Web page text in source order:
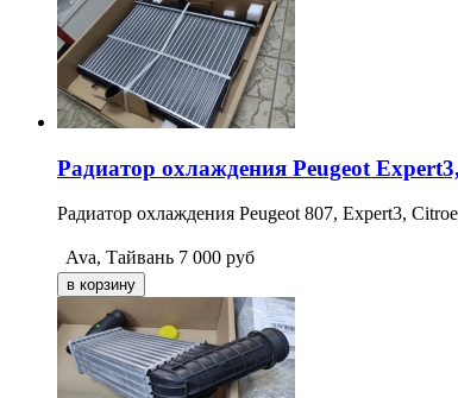
Радиатор охлаждения Peugeot
Радиатор охлаждения Peugeot 807, Expert3,
Ava, Тайвань 7 000 руб